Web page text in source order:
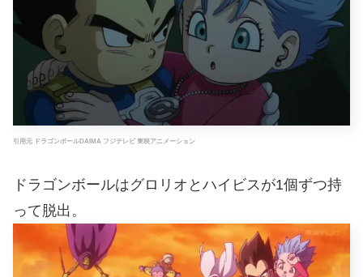
引用元 ドラゴンボールDAIMA フジテレビ 東映アニメーション
ドラゴンボールはグロリオとハイビスが1個ずつ持
って脱出。